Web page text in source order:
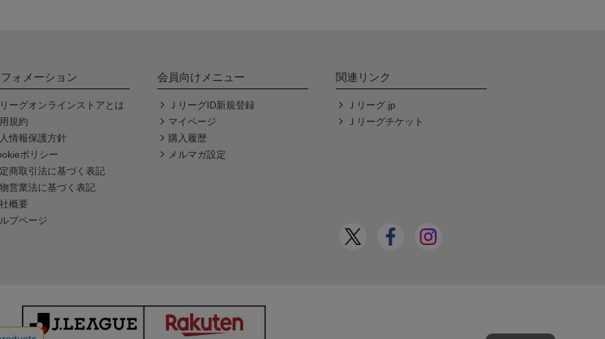
ォメーション
リーグオンラインストアとは
規約
情報保護方針
ポリシー
商取引法に基づく表記
営業法に基づく表記
概要
プページ
会員向けメニュー
ＪリーグID新規登録
マイページ
購入履歴
メルマガ設定
関連リンク
Ｊリーグ.jp
Ｊリーグチケット